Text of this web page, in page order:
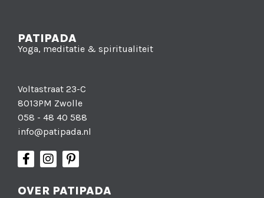
PATIPADA
Yoga, meditatie & spiritualiteit
Voltastraat 23-C
8013PM Zwolle
058 - 48 40 588
info@patipada.nl
OVER PATIPADA